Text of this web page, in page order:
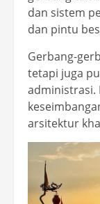
dan sistem
dan pintu
Gerbang-
tetapi juga
administrasi.
arsitektur